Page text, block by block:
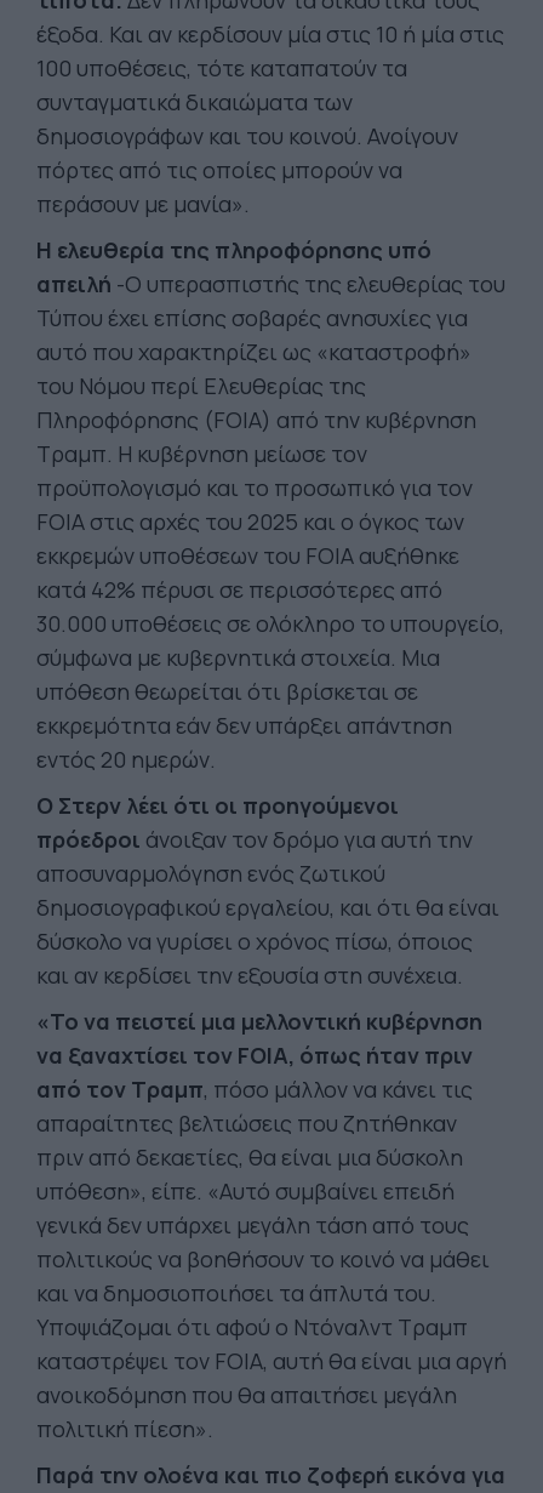
έξοδα. Και αν κερδίσουν μία στις 10 ή μία στις
100 υποθέσεις, τότε καταπατούν τα
συνταγματικά δικαιώματα των
δημοσιογράφων και του κοινού. Ανοίγουν
πόρτες από τις οποίες μπορούν να
περάσουν με μανία».
Η ελευθερία της πληροφόρησης υπό
απειλή -Ο υπερασπιστής της ελευθερίας του
Τύπου έχει επίσης σοβαρές ανησυχίες για
αυτό που χαρακτηρίζει ως «καταστροφή»
του Νόμου περί Ελευθερίας της
Πληροφόρησης (FOIA) από την κυβέρνηση
Τραμπ. Η κυβέρνηση μείωσε τον
προϋπολογισμό και το προσωπικό για τον
FOIA στις αρχές του 2025 και ο όγκος των
εκκρεμών υποθέσεων του FOIA αυξήθηκε
κατά 42% πέρυσι σε περισσότερες από
30.000 υποθέσεις σε ολόκληρο το υπουργείο,
σύμφωνα με κυβερνητικά στοιχεία. Μια
υπόθεση θεωρείται ότι βρίσκεται σε
εκκρεμότητα εάν δεν υπάρξει απάντηση
εντός 20 ημερών.
Ο Στερν λέει ότι οι προηγούμενοι
πρόεδροι άνοιξαν τον δρόμο για αυτή την
αποσυναρμολόγηση ενός ζωτικού
δημοσιογραφικού εργαλείου, και ότι θα είναι
δύσκολο να γυρίσει ο χρόνος πίσω, όποιος
και αν κερδίσει την εξουσία στη συνέχεια.
«Το να πειστεί μια μελλοντική κυβέρνηση
να ξαναχτίσει τον FOIA, όπως ήταν πριν
από τον Τραμπ, πόσο μάλλον να κάνει τις
απαραίτητες βελτιώσεις που ζητήθηκαν
πριν από δεκαετίες, θα είναι μια δύσκολη
υπόθεση», είπε. «Αυτό συμβαίνει επειδή
γενικά δεν υπάρχει μεγάλη τάση από τους
πολιτικούς να βοηθήσουν το κοινό να μάθει
και να δημοσιοποιήσει τα άπλυτά του.
Υποψιάζομαι ότι αφού ο Ντόναλντ Τραμπ
καταστρέψει τον FOIA, αυτή θα είναι μια αργή
ανοικοδόμηση που θα απαιτήσει μεγάλη
πολιτική πίεση».
Παρά την ολοένα και πιο ζοφερή εικόνα για